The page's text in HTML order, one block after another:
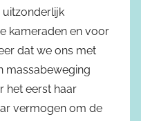
uitzonderlijk
kameraden en voor
dat we ons met
massabeweging
het eerst haar
vermogen om de